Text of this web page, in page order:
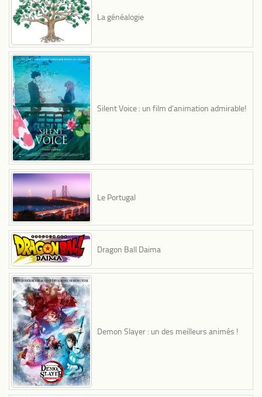
La généalogie
Silent Voice : un film d’animation admirable!
Le Portugal
Dragon Ball Daima
Demon Slayer : un des meilleurs animés !